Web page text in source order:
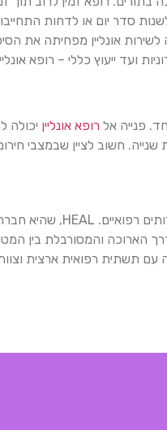
סדר יום או לדחות
אונליין מפחיתה את
ייעוץ כללי – רופא
פנייה אל רופא אונליין יכולה
חשוב לציין שבמצבי